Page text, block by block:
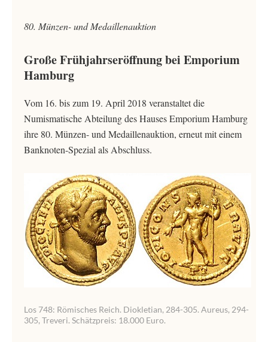
80. Münzen- und Medaillenauktion
Große Frühjahrseröffnung bei Emporium
Hamburg
Vom 16. bis zum 19. April 2018 veranstaltet die
Numismatische Abteilung des Hauses Emporium Hamburg
ihre 80. Münzen- und Medaillenauktion, erneut mit einem
Banknoten-Spezial als Abschluss.
Los 748: Römisches Reich. Diokletian, 284-305. Aureus, 294-
305, Treveri. Schätzpreis: 18.000 Euro.